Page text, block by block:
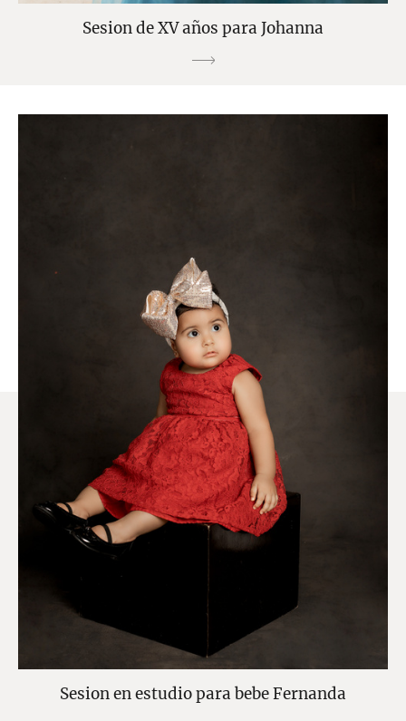
Sesion de XV años para Johanna
Sesion en estudio para bebe Fernanda